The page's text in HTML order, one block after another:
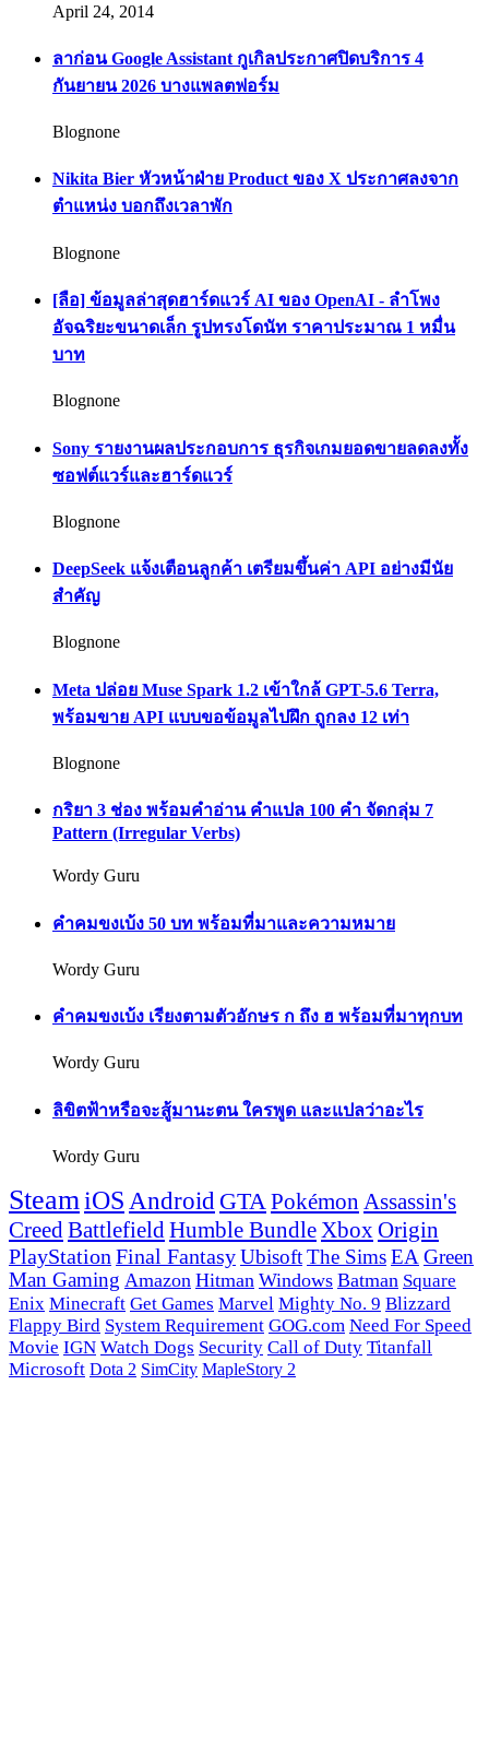
April 24, 2014
ลาก่อน Google Assistant กูเกิลประกาศปิดบริการ 4
กันยายน 2026 บางแพลตฟอร์ม
Blognone
Nikita Bier หัวหน้าฝ่าย Product ของ X ประกาศลงจาก
ตำแหน่ง บอกถึงเวลาพัก
Blognone
[ลือ] ข้อมูลล่าสุดฮาร์ดแวร์ AI ของ OpenAI - ลำโพง
อัจฉริยะขนาดเล็ก รูปทรงโดนัท ราคาประมาณ 1 หมื่น
บาท
Blognone
Sony รายงานผลประกอบการ ธุรกิจเกมยอดขายลดลงทั้ง
ซอฟต์แวร์และฮาร์ดแวร์
Blognone
DeepSeek แจ้งเตือนลูกค้า เตรียมขึ้นค่า API อย่างมีนัย
สำคัญ
Blognone
Meta ปล่อย Muse Spark 1.2 เข้าใกล้ GPT-5.6 Terra,
พร้อมขาย API แบบขอข้อมูลไปฝึก ถูกลง 12 เท่า
Blognone
กริยา 3 ช่อง พร้อมคำอ่าน คำแปล 100 คำ จัดกลุ่ม 7
Pattern (Irregular Verbs)
Wordy Guru
คำคมขงเบ้ง 50 บท พร้อมที่มาและความหมาย
Wordy Guru
คำคมขงเบ้ง เรียงตามตัวอักษร ก ถึง ฮ พร้อมที่มาทุกบท
Wordy Guru
ลิขิตฟ้าหรือจะสู้มานะตน ใครพูด และแปลว่าอะไร
Wordy Guru
SteamiOS Android GTAPokémon Assassin's
CreedBattlefieldHumble Bundle Xbox Origin
PlayStation Final FantasyUbisoftThe Sims EA Green
Man Gaming Amazon Hitman Windows Batman Square
Enix Minecraft Get Games Marvel Mighty No. 9 Blizzard
Flappy Bird System Requirement GOG.com Need For Speed
Movie IGN Watch Dogs Security Call of Duty Titanfall
Microsoft Dota 2 SimCity MapleStory 2